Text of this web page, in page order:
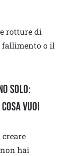
rotture di
fallimento o il
solo:
vuoi
hai